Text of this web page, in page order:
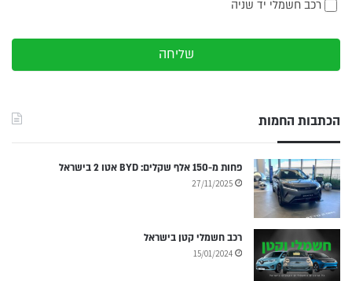
רכב חשמלי יד שניה
שליחה
הכתבות החמות
פחות מ-150 אלף שקלים: BYD אטו 2 בישראל
27/11/2025
רכב חשמלי קטן בישראל
15/01/2024